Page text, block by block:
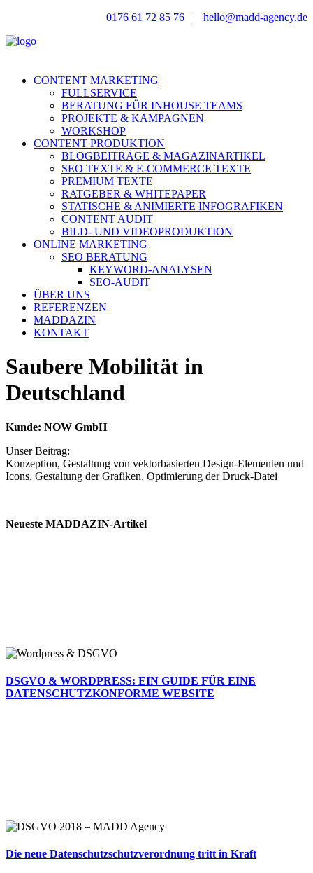
0176 61 72 85 76 | hello@madd-agency.de
CONTENT MARKETING
FULLSERVICE
BERATUNG FÜR INHOUSE TEAMS
PROJEKTE & KAMPAGNEN
WORKSHOP
CONTENT PRODUKTION
BLOGBEITRÄGE & MAGAZINARTIKEL
SEO TEXTE & E-COMMERCE TEXTE
PREMIUM TEXTE
RATGEBER & WHITEPAPER
STATISCHE & ANIMIERTE INFOGRAFIKEN
CONTENT AUDIT
BILD- UND VIDEOPRODUKTION
ONLINE MARKETING
SEO BERATUNG
KEYWORD-ANALYSEN
SEO-AUDIT
ÜBER UNS
REFERENZEN
MADDAZIN
KONTAKT
Saubere Mobilität in
Deutschland
Kunde: NOW GmbH
Unser Beitrag:
Konzeption, Gestaltung von vektorbasierten Design-Elementen und
Icons, Gestaltung der Grafiken, Optimierung der Druck-Datei
Neueste MADDAZIN-Artikel
DSGVO & WORDPRESS: EIN GUIDE FÜR EINE
DATENSCHUTZKONFORME WEBSITE
Die neue Datenschutzschutzverordnung tritt in Kraft